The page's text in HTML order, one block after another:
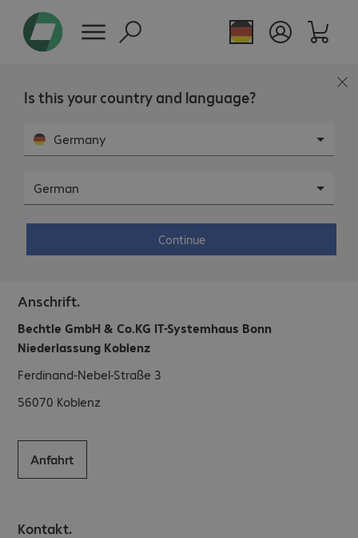
Is this your country and language?
Germany
German
Continue
Bechtle IT-Systemhaus Bonn
Niederlassung Koblenz.
Kontakt.
Anschrift.
Bechtle GmbH & Co.KG IT-Systemhaus Bonn
Niederlassung Koblenz
Ferdinand-Nebel-Straße 3
56070 Koblenz
Anfahrt